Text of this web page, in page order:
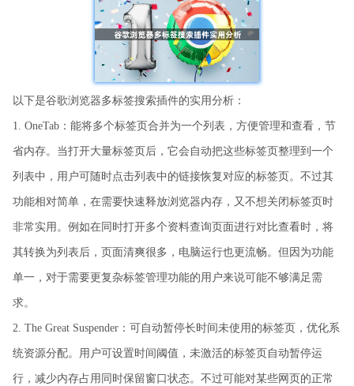
以下是谷歌浏览器多标签搜索插件的实用分析：
1. OneTab：能将多个标签页合并为一个列表，方便管理和查看，节
省内存。当打开大量标签页后，它会自动把这些标签页整理到一个
列表中，用户可随时点击列表中的链接恢复对应的标签页。不过其
功能相对简单，在需要快速释放浏览器内存，又不想关闭标签页时
非常实用。例如在同时打开多个资料查询页面进行对比查看时，将
其转换为列表后，页面清爽很多，电脑运行也更流畅。但因为功能
单一，对于需要更复杂标签管理功能的用户来说可能不够满足需
求。
2. The Great Suspender：可自动暂停长时间未使用的标签页，优化系
统资源分配。用户可设置时间阈值，未激活的标签页自动暂停运
行，减少内存占用同时保留窗口状态。不过可能对某些网页的正常